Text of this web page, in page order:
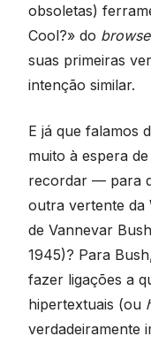
obsoletas)
Cool?» do
suas primeiras
intenção similar.
E já que falamos
muito à espera
recordar — para
outra vertente da
de Vannevar
1945)? Para
fazer ligações a
hipertextuais (ou
verdadeiramente